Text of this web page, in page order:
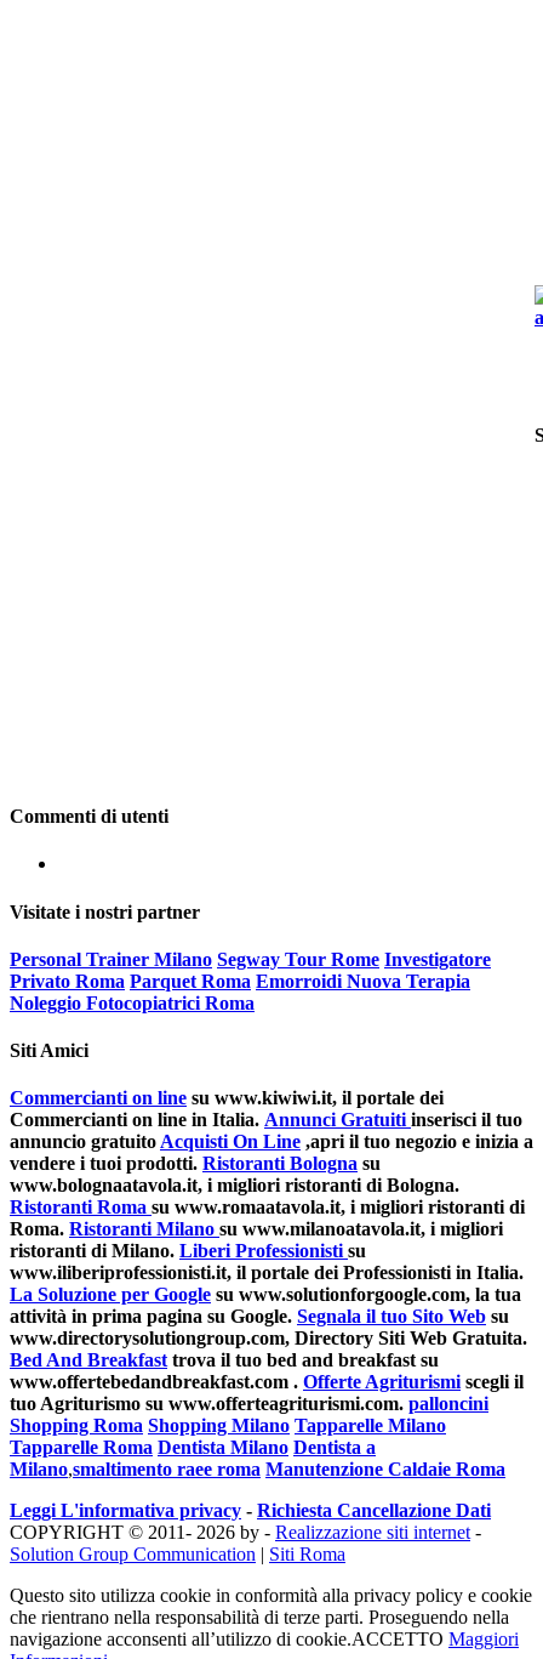
Commenti di utenti
Visitate i nostri partner
Personal Trainer Milano Segway Tour Rome Investigatore
Privato Roma Parquet Roma Emorroidi Nuova Terapia
Noleggio Fotocopiatrici Roma
Siti Amici
Commercianti on line su www.kiwiwi.it, il portale dei
Commercianti on line in Italia. Annunci Gratuitiinserisci il tuo
annuncio gratuitoAcquisti On Line ,apri il tuo negozio e inizia a
vendere i tuoi prodotti. Ristoranti Bologna su
www.bolognaatavola.it, i migliori ristoranti di Bologna.
Ristoranti Roma su www.romaatavola.it, i migliori ristoranti di
Roma. Ristoranti Milano su www.milanoatavola.it, i migliori
ristoranti di Milano. Liberi Professionistisu
www.iliberiprofessionisti.it, il portale dei Professionisti in Italia.
La Soluzione per Google su www.solutionforgoogle.com, la tua
attività in prima pagina su Google. Segnala il tuo Sito Web su
www.directorysolutiongroup.com, Directory Siti Web Gratuita.
Bed And Breakfasttrova il tuo bed and breakfast su
www.offertebedandbreakfast.com . Offerte Agriturismiscegli il
tuo Agriturismo su www.offerteagriturismi.com. palloncini
Shopping Roma Shopping Milano Tapparelle Milano
Tapparelle Roma Dentista Milano Dentista a
Milano,smaltimento raee roma Manutenzione Caldaie Roma
Leggi L'informativa privacy - Richiesta Cancellazione Dati
COPYRIGHT © 2011- 2026 by - Realizzazione siti internet-
Solution Group Communication | Siti Roma
Questo sito utilizza cookie in conformità alla privacy policy e cookie
che rientrano nella responsabilità di terze parti. Proseguendo nella
navigazione acconsenti all’utilizzo di cookie.ACCETTO Maggiori